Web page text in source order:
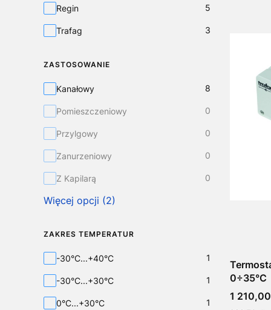
Marka
Regin 5
Trafag 3
ZASTOSOWANIE
Zastosowanie
Kanałowy 8
Pomieszczeniowy 0
Przylgowy 0
Zanurzeniowy 0
Z Kapilarą 0
Więcej opcji (2)
ZAKRES TEMPERATUR
Zakres Temperatur
-30°C...+40°C 1
-30°C...+30°C 1
0°C...+30°C 1
0÷35°C
Cena
1 210,00